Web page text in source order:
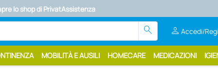
lo shop di PrivatAssistenza
search person Accedi/
MOBILITÀ E AUSILI HOMECARE MEDICAZIONI